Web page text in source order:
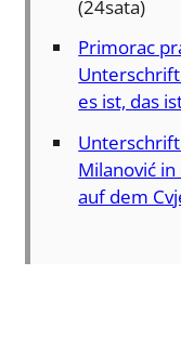
(24sata)
Primorac
es ist, das
Milanović
auf dem